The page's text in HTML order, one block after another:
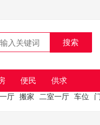
便民 供求
厅 搬家 二室一厅 车位